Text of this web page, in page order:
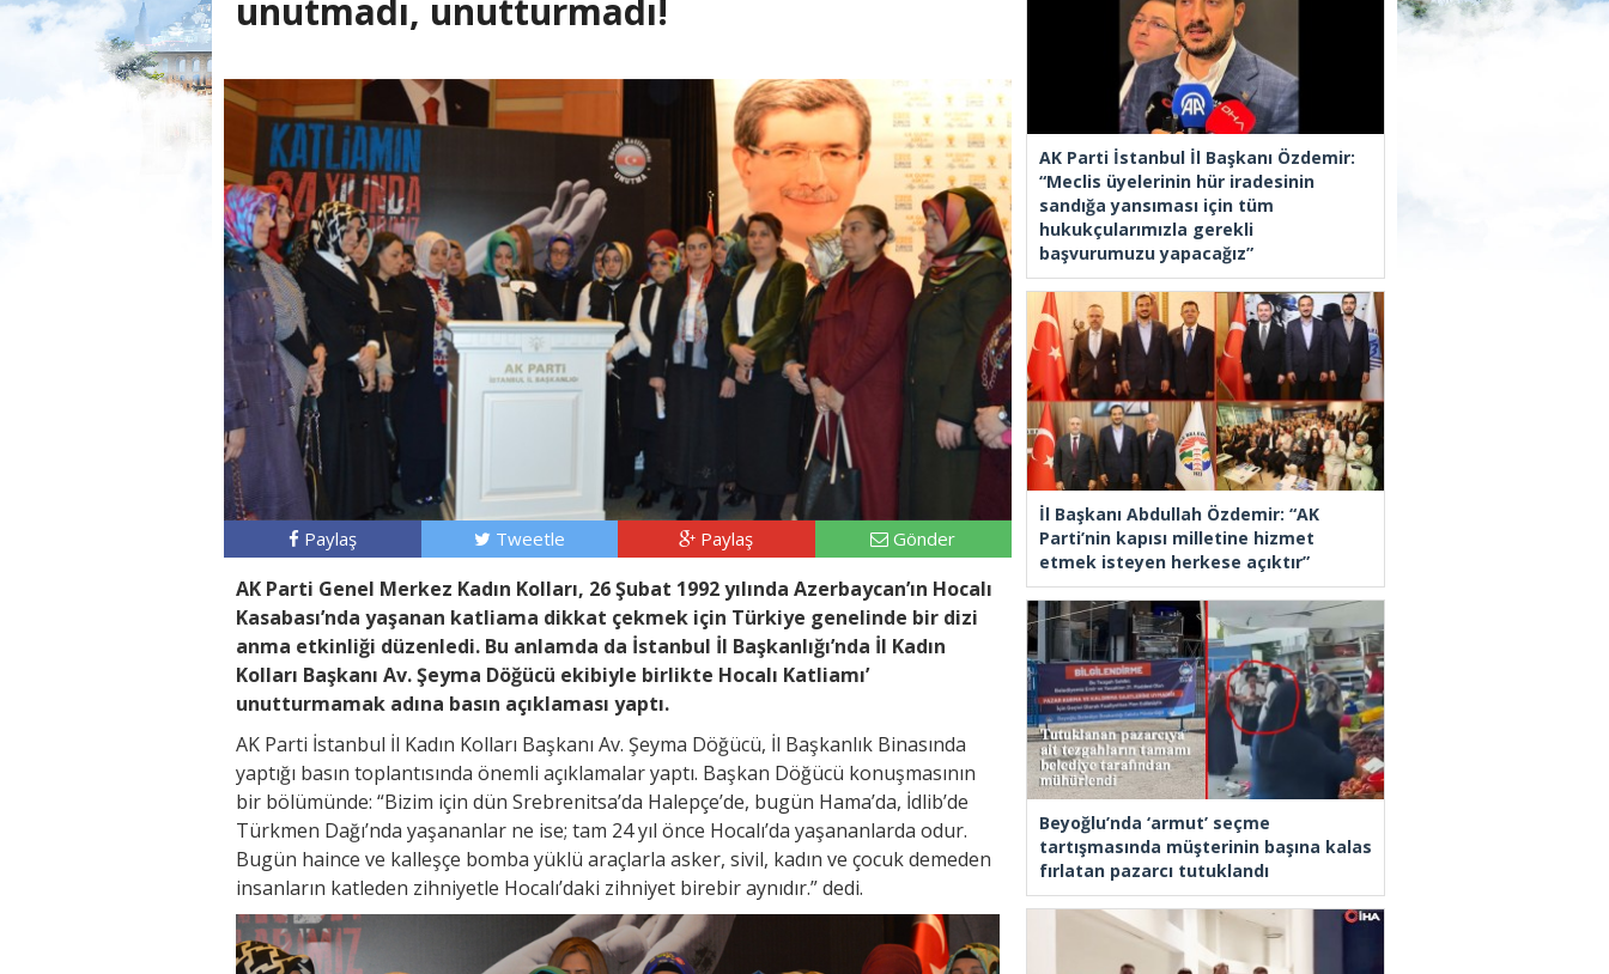
unutmadı, unutturmadı!
Paylaş Tweetle Paylaş Gönder
AK Parti Genel Merkez Kadın Kolları, 26 Şubat 1992 yılında Azerbaycan’ın Hocalı
Kasabası’nda yaşanan katliama dikkat çekmek için Türkiye genelinde bir dizi
anma etkinliği düzenledi. Bu anlamda da İstanbul İl Başkanlığı’nda İl Kadın
Kolları Başkanı Av. Şeyma Döğücü ekibiyle birlikte Hocalı Katliamı’
unutturmamak adına basın açıklaması yaptı.
AK Parti İstanbul İl Kadın Kolları Başkanı Av. Şeyma Döğücü, İl Başkanlık Binasında
yaptığı basın toplantısında önemli açıklamalar yaptı. Başkan Döğücü konuşmasının
bir bölümünde: “Bizim için dün Srebrenitsa’da Halepçe’de, bugün Hama’da, İdlib’de
Türkmen Dağı’nda yaşananlar ne ise; tam 24 yıl önce Hocalı’da yaşananlarda odur.
Bugün haince ve kalleşçe bomba yüklü araçlarla asker, sivil, kadın ve çocuk demeden
insanların katleden zihniyetle Hocalı’daki zihniyet birebir aynıdır.” dedi.
AK Parti İstanbul İl Başkanı Özdemir:
“Meclis üyelerinin hür iradesinin
sandığa yansıması için tüm
hukukçularımızla gerekli
başvurumuzu yapacağız”
İl Başkanı Abdullah Özdemir: “AK
Parti’nin kapısı milletine hizmet
etmek isteyen herkese açıktır”
Beyoğlu’nda ‘armut’ seçme
tartışmasında müşterinin başına kalas
fırlatan pazarcı tutuklandı